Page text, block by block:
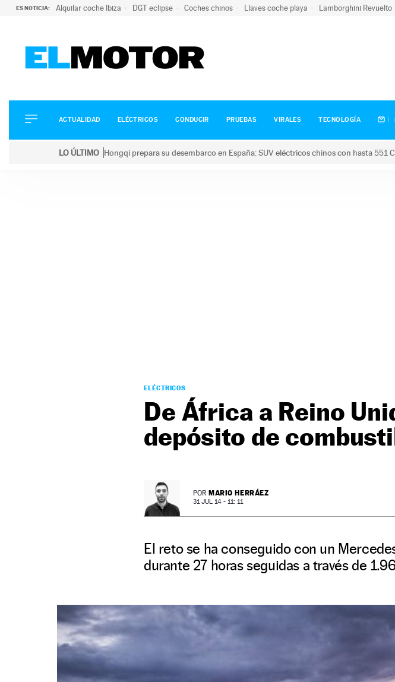
ES NOTICIA: Alquilar coche Ibiza DGT eclipse Coches chinos Llaves coche playa Lamborghini Revuelto
ELÉCTRICOS
CONDUCIR
ACTUALIDAD ELÉCTRICOS CONDUCIR PRUEBAS VIRALES TECNOLOGÍA
LO ÚLTIMO Hongqi prepara su desembarco en España: SUV eléctricos chinos con hasta 551
ELÉCTRICOS
De África a Reino
depósito de
POR MARIO HERRÁEZ
31 JUL 14 - 11: 11
El reto se ha conseguido con un
durante 27 horas seguidas a través de